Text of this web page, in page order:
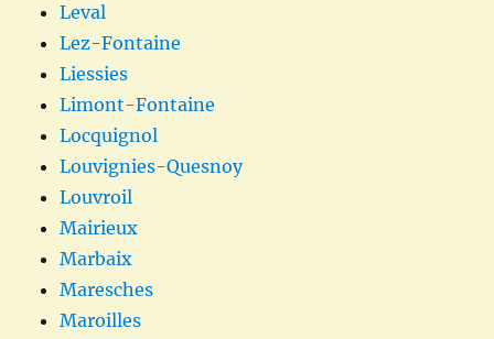
Leval
Lez-Fontaine
Liessies
Limont-Fontaine
Locquignol
Louvignies-Quesnoy
Louvroil
Mairieux
Marbaix
Maresches
Maroilles